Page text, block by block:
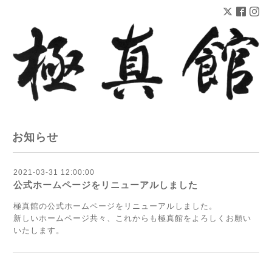
お知らせ
2021-03-31 12:00:00
公式ホームページをリニューアルしました
極真館の公式ホームページをリニューアルしました。
新しいホームページ共々、これからも極真館をよろしくお願い
いたします。